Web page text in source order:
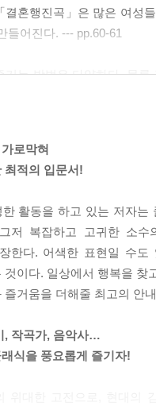
결혼행진곡」은 많은 여성
들어진다. --- pp.60-61
기는 방법은 다양하다. 물
합창석이다. 보통 무대 뒤
를 정면으로 바라볼 수 있다
표현 때문인데, 필자는 개
스타일이 마냥 섬세하고
웅장한 규모 의 음악들을
말 그대로 왕궁에서 주최
가끔 큰 행사에서 불꽃축
의 시대의 음악은 사람들
로막혀
최적의 입문서!
활동을 하고 있는 저자
저 복잡하고 고귀한 소
장한다. 어색한 표현일 수
것이다. 일상에서 행복을
즐거움을 더해줄 최고의 안
, 작곡가, 음악사…
식을 풍요롭게 즐기자!